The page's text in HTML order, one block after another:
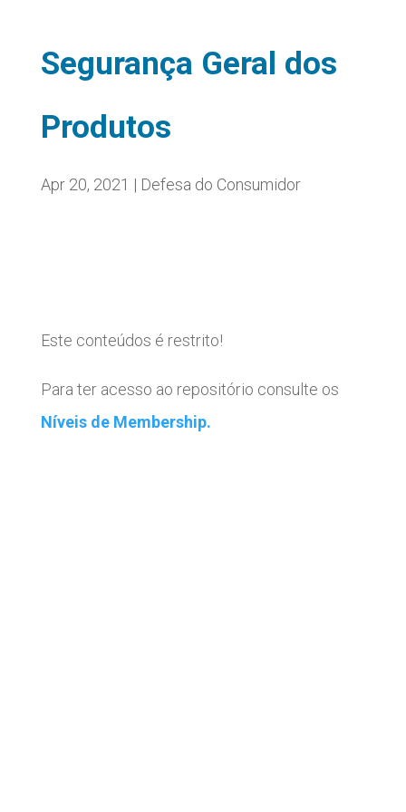
Segurança Geral dos
Produtos
Apr 20, 2021 | Defesa do Consumidor
Este conteúdos é restrito!
Para ter acesso ao repositório consulte os
Níveis de Membership.